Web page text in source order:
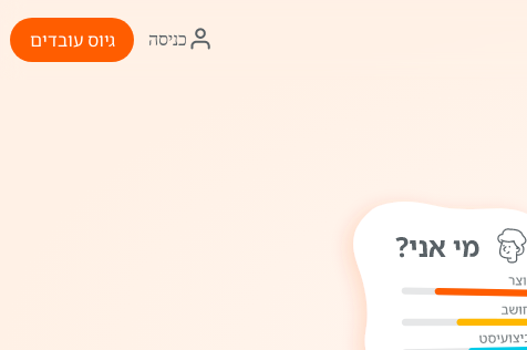
איקון
התחברות
כניסה גיוס עובדים